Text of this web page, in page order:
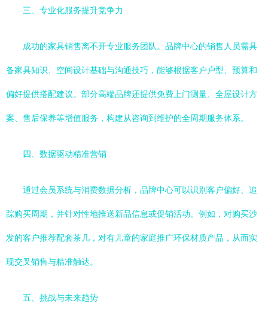
三、专业化服务提升竞争力
成功的家具销售离不开专业服务团队。品牌中心的销售人员需具
备家具知识、空间设计基础与沟通技巧，能够根据客户户型、预算和
偏好提供搭配建议。部分高端品牌还提供免费上门测量、全屋设计方
案、售后保养等增值服务，构建从咨询到维护的全周期服务体系。
四、数据驱动精准营销
通过会员系统与消费数据分析，品牌中心可以识别客户偏好、追
踪购买周期，并针对性地推送新品信息或促销活动。例如，对购买沙
发的客户推荐配套茶几，对有儿童的家庭推广环保材质产品，从而实
现交叉销售与精准触达。
五、挑战与未来趋势